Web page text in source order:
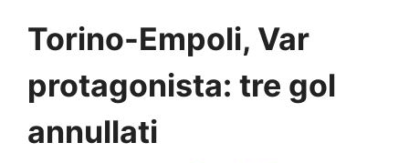
Torino-Empoli, Var
protagonista: tre gol
annullati